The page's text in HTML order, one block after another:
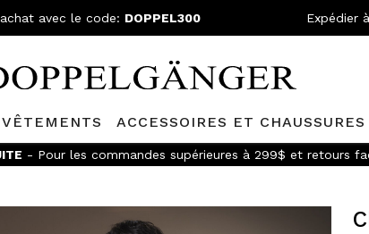
avec le code: DOPPEL300 Expédier
VÊTEMENTS ACCESSOIRES ET CHAUSSURES
- Pour les commandes supérieures à 299$ et retours